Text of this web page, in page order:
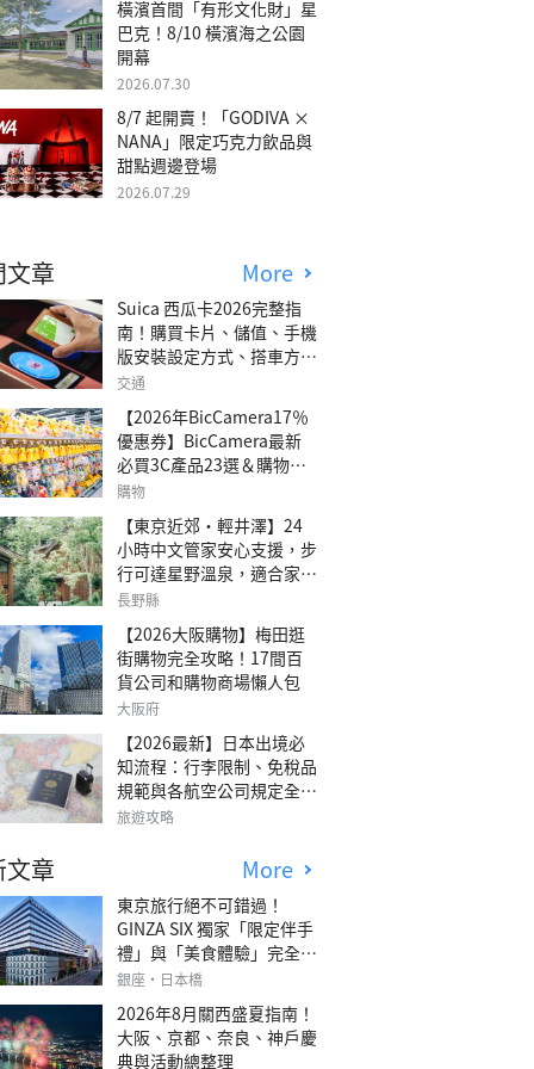
橫濱首間「有形文化財」星
巴克！8/10 橫濱海之公園
開幕
2026.07.30
8/7 起開賣！「GODIVA ×
NANA」限定巧克力飲品與
甜點週邊登場
2026.07.29
章 More
Suica 西瓜卡2026完整指
南！購買卡片、儲值、手機
版安裝設定方式、搭車方
法、常見問題解答！
交通
【2026年BicCamera17％
優惠券】BicCamera最新
必買3C產品23選＆購物攻
略
購物
【東京近郊・輕井澤】24
小時中文管家安心支援，步
行可達星野溫泉，適合家庭
旅行、三代同遊與紀念日的
澤森四季VILLA」
長野縣
【2026大阪購物】梅田逛
街購物完全攻略！17間百
貨公司和購物商場懶人包
大阪府
【2026最新】日本出境必
知流程：行李限制、免稅品
規範與各航空公司規定全攻
略
旅遊攻略
章 More
東京旅行絕不可錯過！
GINZA SIX 獨家「限定伴手
禮」與「美食體驗」完全指
南
銀座・日本橋
2026年8月關西盛夏指南！
大阪、京都、奈良、神戶慶
典與活動總整理